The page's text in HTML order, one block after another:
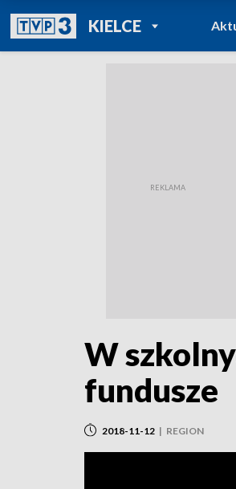
KIELCEPOWRÓT DO
TVP REGIONY
W
fundusze
2018-11-12 | REGION